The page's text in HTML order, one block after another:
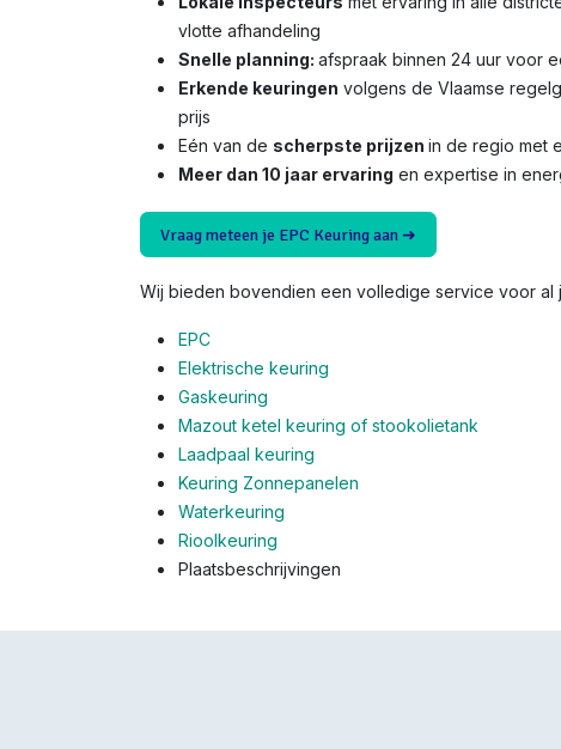
vlotte afhandeling
Snelle planning: afspraak binnen 24 uur voor
Erkende keuringen volgens de Vlaamse
prijs
Eén van de scherpste prijzen in de regio met
Meer dan 10 jaar ervaring en expertise in
Vraag meteen je EPC Keuring aan ➜
Wij bieden bovendien een volledige service voor al
EPC
Elektrische keuring
Gaskeuring
Mazout ketel keuring of stookolietank
Laadpaal keuring
Keuring Zonnepanelen
Waterkeuring
Rioolkeuring
Plaatsbeschrijvingen